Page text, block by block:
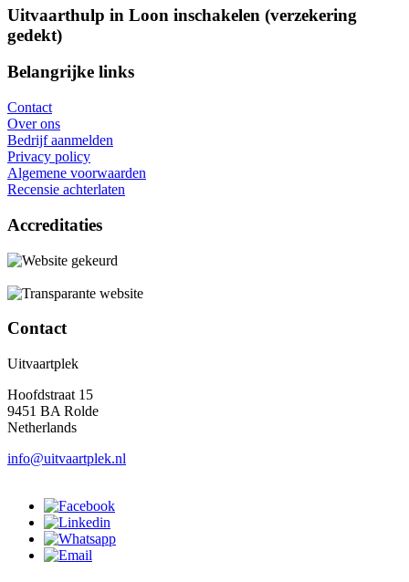
Uitvaarthulp in Loon inschakelen (verzekering
gedekt)
Belangrijke links
Contact
Over ons
Bedrijf aanmelden
Privacy policy
Algemene voorwaarden
Recensie achterlaten
Accreditaties
Contact
Uitvaartplek
Hoofdstraat 15
9451 BA Rolde
Netherlands
info@uitvaartplek.nl